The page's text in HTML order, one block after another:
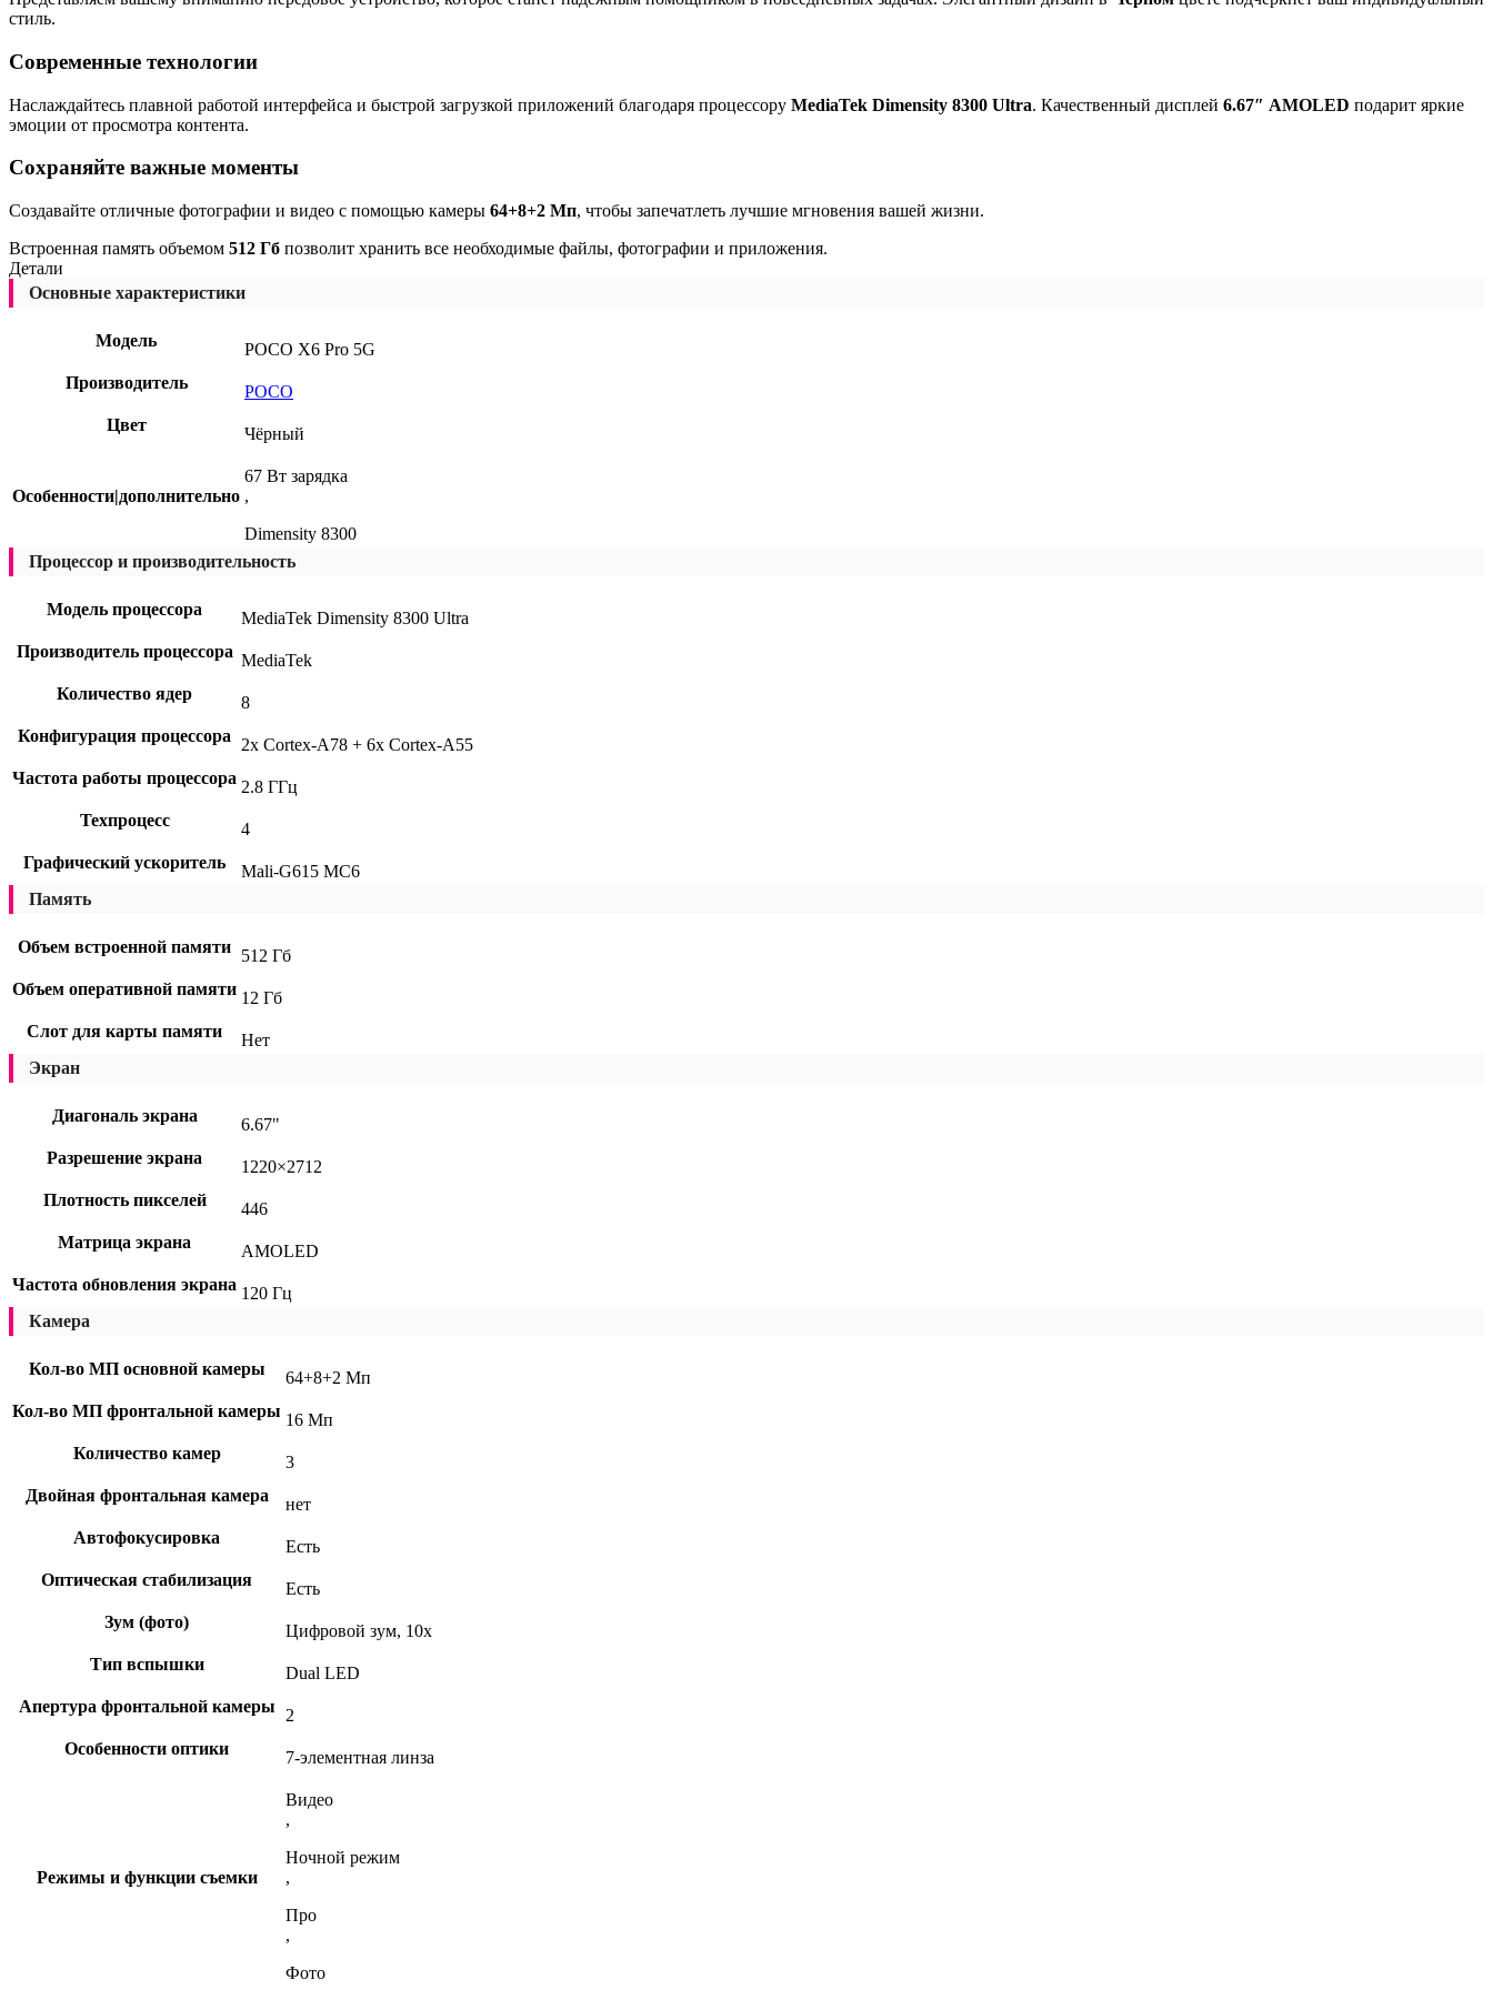
стиль.
Современные технологии
Наслаждайтесь плавной работой интерфейса и быстрой загрузкой приложений благодаря процессору MediaTek Dimensity 8300 Ultra. Качественный дисплей 6.67″ AMOLED подарит яркие
эмоции от просмотра контента.
Сохраняйте важные моменты
Создавайте отличные фотографии и видео с помощью камеры 64+8+2 Мп, чтобы запечатлеть лучшие мгновения вашей жизни.
Встроенная память объемом 512 Гб позволит хранить все необходимые файлы, фотографии и приложения.
Детали
Основные характеристики
Модель
POCO X6 Pro 5G
Производитель
POCO
Цвет
Чёрный
Особенности|дополнительно
67 Вт зарядка
,
Dimensity 8300
Процессор и производительность
Модель процессора
MediaTek Dimensity 8300 Ultra
Производитель процессора MediaTek
Количество ядер
8
Конфигурация процессора
2x Cortex-A78 + 6x Cortex-A55
Частота работы процессора 2.8 ГГц
Техпроцесс
4
Графический ускоритель
Mali-G615 MC6
Память
Объем встроенной памяти 512 Гб
Объем оперативной памяти 12 Гб
Слот для карты памяти
Нет
Экран
Диагональ экрана
6.67"
Разрешение экрана
1220×2712
Плотность пикселей
446
Матрица экрана
AMOLED
Частота обновления экрана 120 Гц
Камера
Кол-во МП основной камеры
64+8+2 Мп
Кол-во МП фронтальной камеры 16 Мп
Количество камер
3
Двойная фронтальная камера
нет
Автофокусировка
Есть
Оптическая стабилизация
Есть
Зум (фото)
Цифровой зум, 10x
Тип вспышки
Dual LED
Апертура фронтальной камеры
2
Особенности оптики
7-элементная линза
Режимы и функции съемки
Видео
,
Ночной режим
,
Про
,
Фото